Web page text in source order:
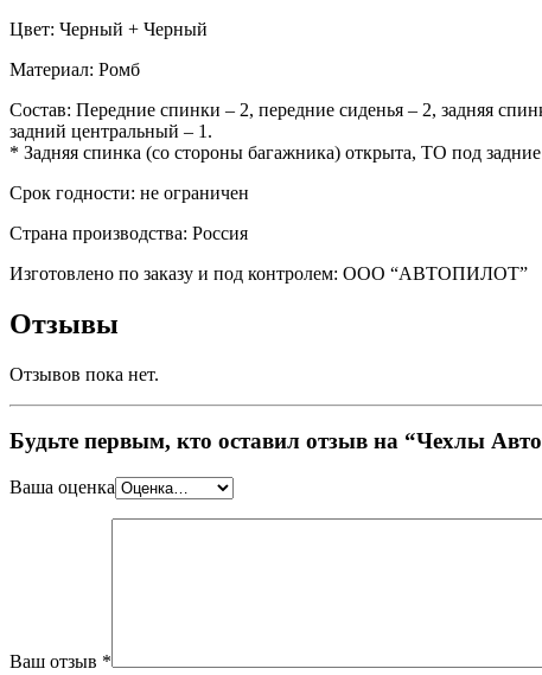
Цвет: Черный + Черный
Материал: Ромб
Состав: Передние спинки – 2, передние сиденья – 2, задняя
задний центральный – 1.
* Задняя спинка (со стороны багажника) открыта, ТО под
Срок годности: не ограничен
Страна производства: Россия
Изготовлено по заказу и под контролем: ООО “АВТОПИЛОТ”
Отзывы
Отзывов пока нет.
Будьте первым, кто оставил отзыв на “Чехлы
Ваша оценка
Ваш отзыв *